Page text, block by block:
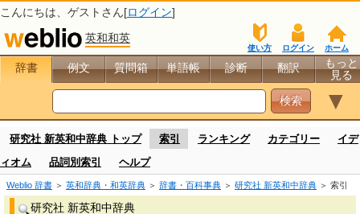
こんにちは、 ゲスト さん[ログイン]
英和和英
ホーム
ログイン
使い方
辞書 例文 質問箱 単語帳 診断 翻訳
もっと
見る
▼
研究社 新英和中辞典 トップ 索引 ランキング カテゴリー
イデ
ィオム
品詞別索引 ヘルプ
Weblio 辞書 ＞ 英和辞典・和英辞典 ＞ 辞書・百科事典 ＞ 研究社 新英和中辞典 ＞ 索引
研究社 新英和中辞典